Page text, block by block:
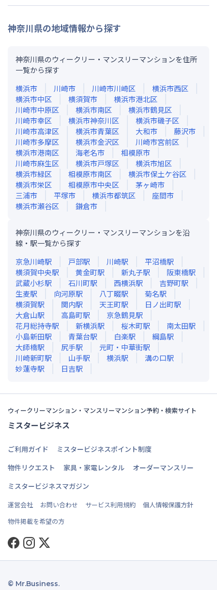
神奈川県の地域情報から探す
神奈川県のウィークリー・マンスリーマンションを住所
一覧から探す
横浜市
川崎市 川崎市川崎区
横浜市西区
横浜市中区
横須賀市
横浜市港北区
川崎市中原区
横浜市南区
横浜市鶴見区
川崎市幸区
横浜市神奈川区
横浜市磯子区
川崎市高津区
横浜市青葉区 大和市
藤沢市
川崎市多摩区
横浜市金沢区
川崎市宮前区
横浜市港南区
海老名市
相模原市
川崎市麻生区
横浜市戸塚区
横浜市旭区
横浜市緑区
相模原市南区
横浜市保土ケ谷区
横浜市栄区
相模原市中央区
茅ヶ崎市
三浦市
平塚市 横浜市都筑区
座間市
横浜市瀬谷区
鎌倉市
神奈川県のウィークリー・マンスリーマンションを沿
線・駅一覧から探す
京急川崎駅 戸部駅 川崎駅 平沼橋駅
横須賀中央駅 黄金町駅 新丸子駅 阪東橋駅
武蔵小杉駅 石川町駅 西横浜駅 吉野町駅
生麦駅 向河原駅 八丁畷駅 菊名駅
横須賀駅 関内駅 天王町駅 日ノ出町駅
大倉山駅 高島町駅 京急鶴見駅
花月総持寺駅 新横浜駅 桜木町駅 南太田駅
小島新田駅 青葉台駅 白楽駅 綱島駅
大師橋駅 尻手駅 元町・中華街駅
川崎新町駅 山手駅 横浜駅 溝の口駅
妙蓮寺駅 日吉駅
ウィークリーマンション・マンスリーマンション予約・検索サイト
ミスタービジネス
ご利用ガイド
ミスタービジネスポイント制度
物件リクエスト
家具・家電レンタル
オーダーマンスリー
ミスタービジネスマガジン
運営会社 お問い合わせ サービス利用規約
個人情報保護方針
物件掲載を希望の方
Facebook
Instagram
Twitter
© Mr.Business.